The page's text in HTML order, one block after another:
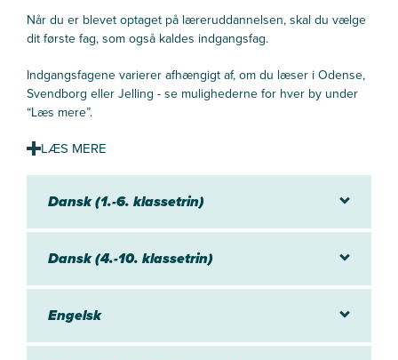
Når du er blevet optaget på læreruddannelsen, skal du vælge
dit første fag, som også kaldes indgangsfag.
Indgangsfagene varierer afhængigt af, om du læser i Odense,
Svendborg eller Jelling - se mulighederne for hver by under
“Læs mere”.
Matematik
Indgangsfag i Jelling
Du kan vælge mellem:
Dansk (1.-6. klassetrin)
Dansk (4.-10. klassetrin)
Engelsk